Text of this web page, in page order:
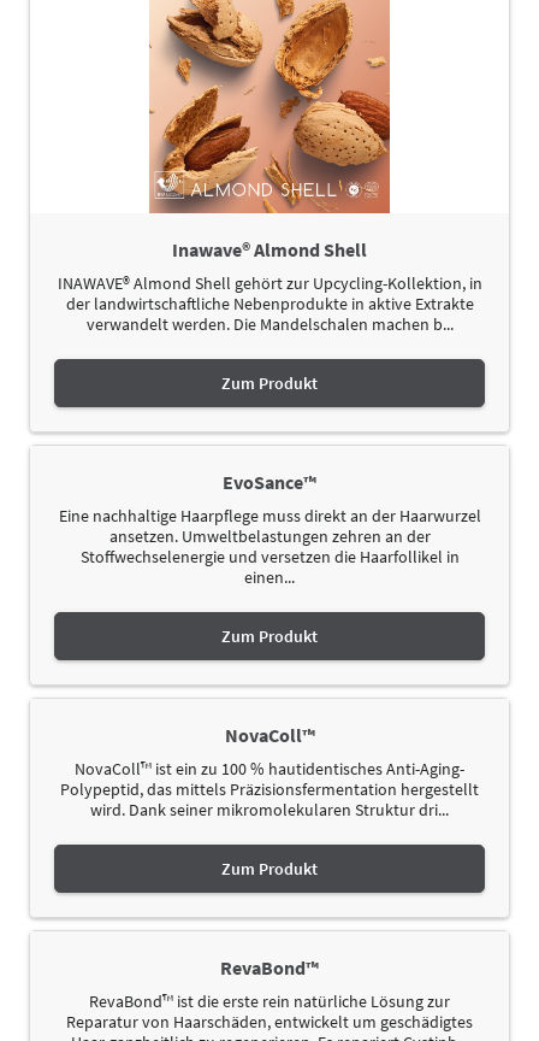
Inawave® Almond Shell
INAWAVE® Almond Shell gehört zur Upcycling-Kollektion, in
der landwirtschaftliche Nebenprodukte in aktive Extrakte
verwandelt werden. Die Mandelschalen machen b...
Zum Produkt
EvoSance™
Eine nachhaltige Haarpflege muss direkt an der Haarwurzel
ansetzen. Umweltbelastungen zehren an der
Stoffwechselenergie und versetzen die Haarfollikel in
einen...
Zum Produkt
NovaColl™
NovaColl™ ist ein zu 100 % hautidentisches Anti-Aging-
Polypeptid, das mittels Präzisionsfermentation hergestellt
wird. Dank seiner mikromolekularen Struktur dri...
Zum Produkt
RevaBond™
RevaBond™ ist die erste rein natürliche Lösung zur
Reparatur von Haarschäden, entwickelt um geschädigtes